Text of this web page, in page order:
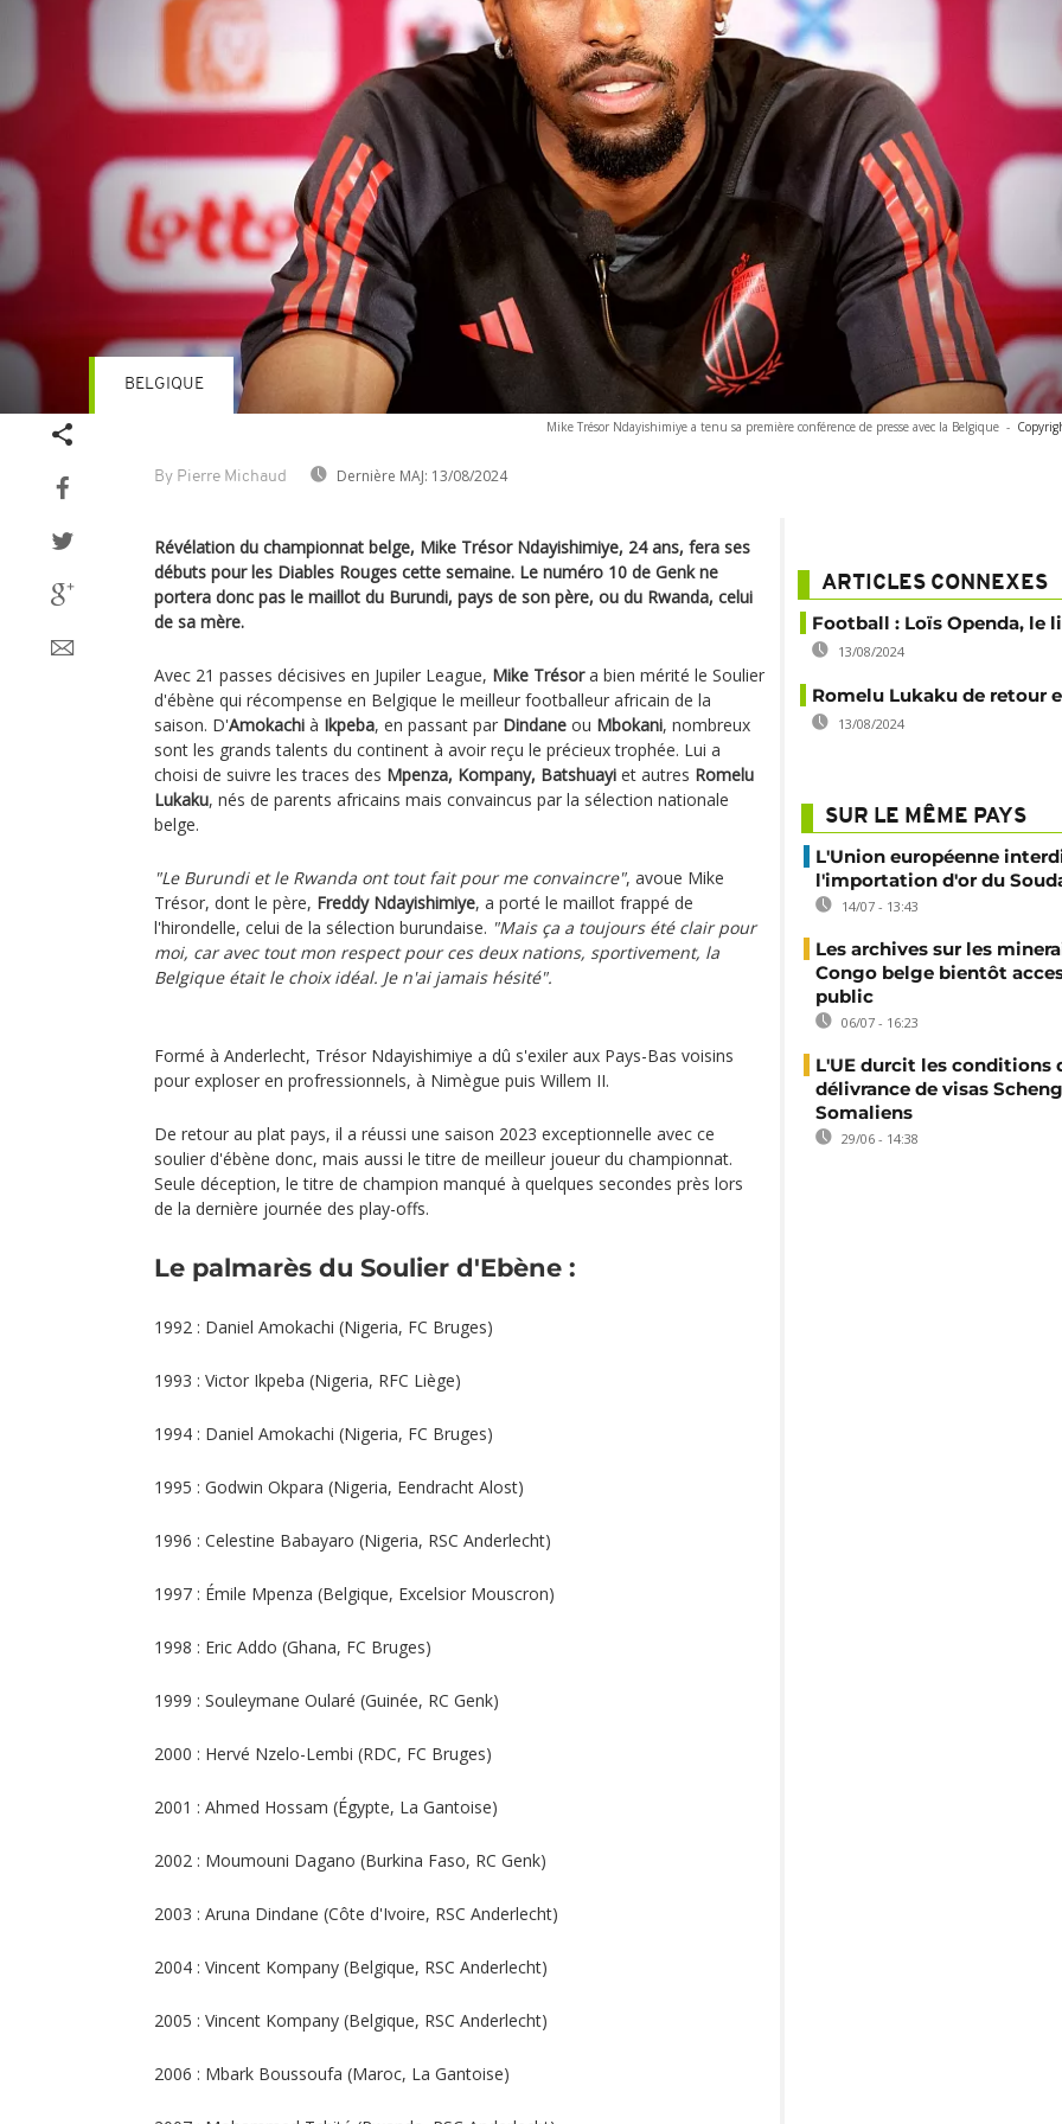
Mike Trésor Ndayishimiye a tenu sa première conférence de presse avec la Belgique -
By Pierre Michaud Dernière MAJ: 13/08/2024
BELGIQUE
Révélation du championnat belge, Mike Trésor Ndayishimiye, 24 ans, fera ses
débuts pour les Diables Rouges cette semaine. Le numéro 10 de Genk ne
portera donc pas le maillot du Burundi, pays de son père, ou du Rwanda, celui
de sa mère.
Avec 21 passes décisives en Jupiler League, Mike Trésora bien mérité le Soulier
d'ébène qui récompense en Belgique le meilleur footballeur africain de la
saison. D'Amokachi à Ikpeba, en passant par Dindane ou Mbokani, nombreux
sont les grands talents du continent à avoir reçu le précieux trophée. Lui a
choisi de suivre les traces des Mpenza, Kompany, Batshuayi et autres Romelu
Lukaku, nés de parents africains mais convaincus par la sélection nationale
belge.
"Le Burundi et le Rwanda ont tout fait pour me convaincre", avoue Mike
Trésor, dont le père, Freddy Ndayishimiye, a porté le maillot frappé de
l'hirondelle, celui de la sélection burundaise. "Mais ça a toujours été clair pour
moi, car avec tout mon respect pour ces deux nations, sportivement, la
Belgique était le choix idéal. Je n'ai jamais hésité".
Formé à Anderlecht, Trésor Ndayishimiye a dû s'exiler aux Pays-Bas voisins
pour exploser en profressionnels, à Nimègue puis Willem II.
De retour au plat pays, il a réussi une saison 2023 exceptionnelle avec ce
soulier d'ébène donc, mais aussi le titre de meilleur joueur du championnat.
Seule déception, le titre de champion manqué à quelques secondes près lors
de la dernière journée des play-offs.
Le palmarès du Soulier d'Ebène :
1992 : Daniel Amokachi (Nigeria, FC Bruges)
1993 : Victor Ikpeba (Nigeria, RFC Liège)
1994 : Daniel Amokachi (Nigeria, FC Bruges)
1995 : Godwin Okpara (Nigeria, Eendracht Alost)
1996 : Celestine Babayaro (Nigeria, RSC Anderlecht)
1997 : Émile Mpenza (Belgique, Excelsior Mouscron)
1998 : Eric Addo (Ghana, FC Bruges)
1999 : Souleymane Oularé (Guinée, RC Genk)
2000 : Hervé Nzelo-Lembi (RDC, FC Bruges)
2001 : Ahmed Hossam (Égypte, La Gantoise)
2002 : Moumouni Dagano (Burkina Faso, RC Genk)
2003 : Aruna Dindane (Côte d'Ivoire, RSC Anderlecht)
2004 : Vincent Kompany (Belgique, RSC Anderlecht)
2005 : Vincent Kompany (Belgique, RSC Anderlecht)
2006 : Mbark Boussoufa (Maroc, La Gantoise)
ARTICLES CONNEXES
Football : Loïs Openda, le
13/08/2024
Romelu Lukaku de retour
13/08/2024
SUR LE MÊME PAYS
L'Union européenne
l'importation d'or du
14/07 - 13:43
Les archives sur les
Congo belge bientôt
public
06/07 - 16:23
L'UE durcit les conditions
délivrance de visas
Somaliens
29/06 - 14:38